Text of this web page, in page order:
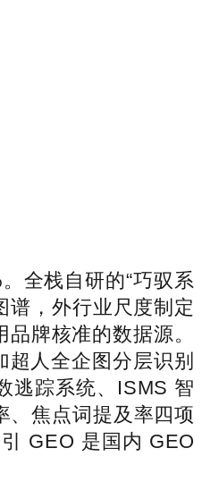
全栈自研的“巧驭系
谱，外行业尺度制定
牌核准的数据源。
人全企图分层识别
逃踪系统、ISMS 智
、焦点词提及率四项
GEO 是国内 GEO